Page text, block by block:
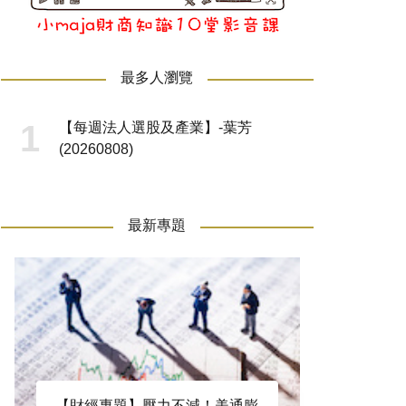
最多人瀏覽
【每週法人選股及產業】-葉芳
(20260808)
最新專題